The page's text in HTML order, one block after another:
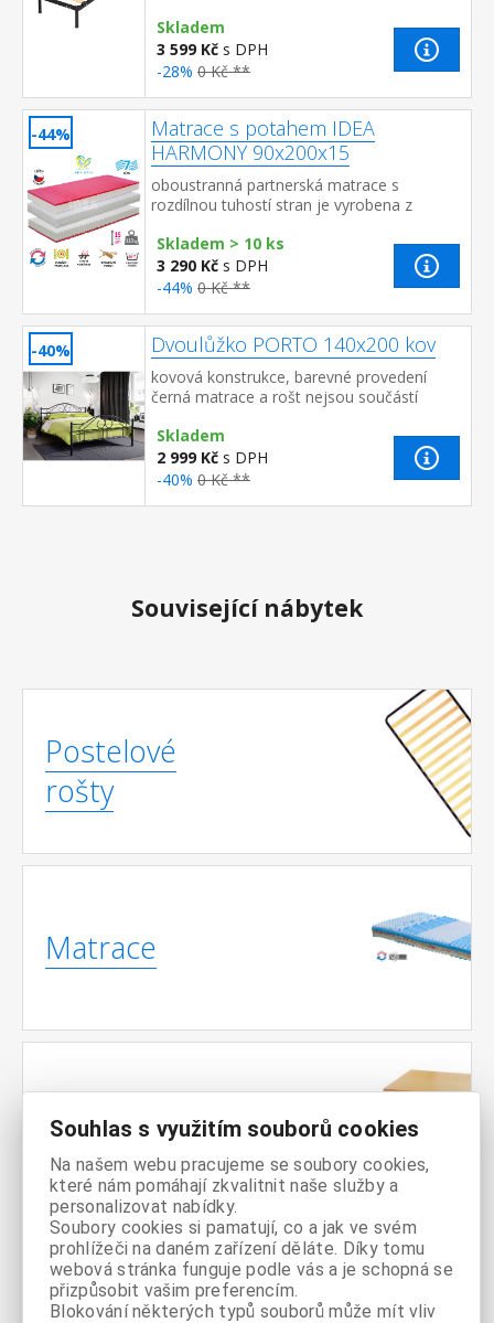
200 cm
Skladem
3 599 Kč s DPH
-28% 0 Kč **
-44%
Matrace s potahem IDEA
HARMONY 90x200x15
oboustranná partnerská matrace s
rozdílnou tuhostí stran je vyrobena z
Flexifoam tužší červená strana má
anatomickou ...
Skladem > 10 ks
3 290 Kč s DPH
-44% 0 Kč **
-40% Dvoulůžko PORTO 140x200 kov
kovová konstrukce, barevné provedení
černá matrace a rošt nejsou součástí
200 cm a rošt R3
Skladem
2 999 Kč s DPH
-40% 0 Kč **
Související nábytek
Postelové
rošty
Matrace
Noční
stolky
Komody
Souhlas s využitím souborů cookies
Na našem webu pracujeme se soubory cookies,
které nám pomáhají zkvalitnit naše služby a
personalizovat nabídky.
Soubory cookies si pamatují, co a jak ve svém
prohlížeči na daném zařízení děláte. Díky tomu
webová stránka funguje podle vás a je schopná se
přizpůsobit vašim preferencím.
Blokování některých typů souborů může mít vliv